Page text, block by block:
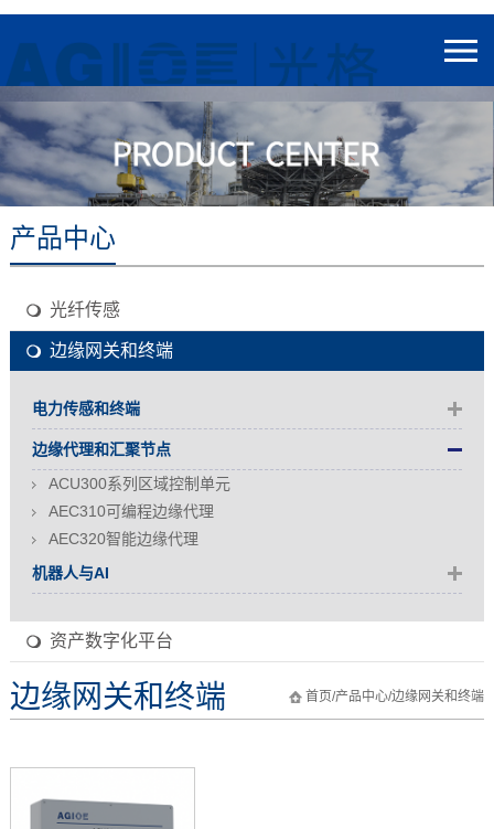
产品中心
光纤传感
边缘网关和终端
电力传感和终端
边缘代理和汇聚节点
ACU300系列区域控制单元
AEC310可编程边缘代理
AEC320智能边缘代理
机器人与AI
资产数字化平台
首页/产品中心/边缘网关和终端
边缘网关和终端